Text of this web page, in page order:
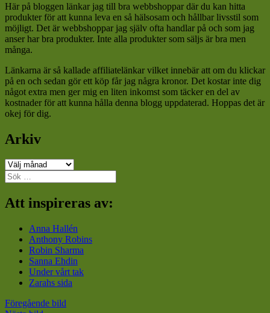
Här på bloggen länkar jag till bra webbshoppar där du kan hitta
produkter för att kunna leva en så hälsosam och hållbar livsstil som
möjligt. Det är webbshoppar jag själv ofta handlar på och som jag
anser har bra produkter. Inte alla produkter som säljs är bra men
många.
Länkarna är så kallade affiliatelänkar vilket innebär att om du klickar
på en och sedan gör ett köp får jag några kronor. Det kostar inte dig
något extra men ger mig en liten inkomst som täcker en del av
kostnader för att kunna hålla denna blogg uppdaterad. Hoppas det är
okej för dig.
Arkiv
Arkiv
Sök
efter:
Att inspireras av:
Anna Hallén
Anthony Robins
Robin Sharma
Sanna Ehdin
Under vårt tak
Zarahs sida
Föregående bild